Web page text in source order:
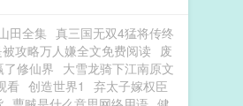
田全集 真三国无双4猛将传终
攻略万人嫌全文免费阅读 废
了修仙界 大雪龙骑下江南原文
看 创造世界1
弃太子嫁权臣